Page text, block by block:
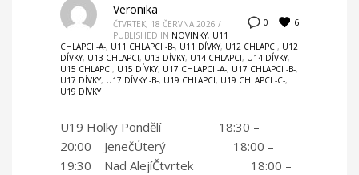
0 6
Veronika
ČTVRTEK, 18 ČERVNA 2026 /
PUBLISHED IN NOVINKY, U11
CHLAPCI -A-, U11 CHLAPCI -B-, U11 DÍVKY, U12 CHLAPCI, U12
DÍVKY, U13 CHLAPCI, U13 DÍVKY, U14 CHLAPCI, U14 DÍVKY,
U15 CHLAPCI, U15 DÍVKY, U17 CHLAPCI -A-, U17 CHLAPCI -B-,
U17 DÍVKY, U17 DÍVKY -B-, U19 CHLAPCI, U19 CHLAPCI -C-,
U19 DÍVKY
U19 Holky Pondělí 18:30 –
20:00 JenečÚterý 18:00 –
19:30 Nad AlejíČtvrtek 18:00 –